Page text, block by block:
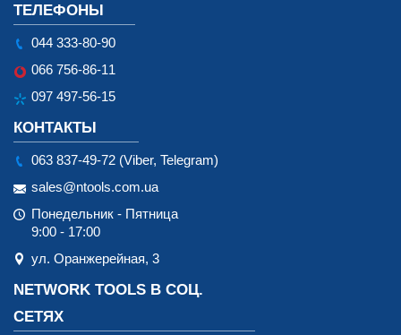
ТЕЛЕФОНЫ
044 333-80-90
066 756-86-11
097 497-56-15
КОНТАКТЫ
063 837-49-72 (Viber, Telegram)
sales@ntools.com.ua
Понедельник - Пятница
9:00 - 17:00
ул. Оранжерейная, 3
NETWORK TOOLS В СОЦ.
СЕТЯХ